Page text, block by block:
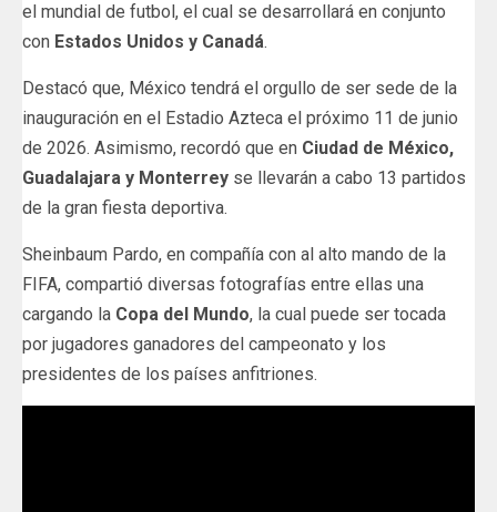
el mundial de futbol, el cual se desarrollará en conjunto
con Estados Unidos y Canadá.
Destacó que, México tendrá el orgullo de ser sede de la
inauguración en el Estadio Azteca el próximo 11 de junio
de 2026. Asimismo, recordó que en Ciudad de México,
Guadalajara y Monterrey se llevarán a cabo 13 partidos
de la gran fiesta deportiva.
Sheinbaum Pardo, en compañía con al alto mando de la
FIFA, compartió diversas fotografías entre ellas una
cargando la Copa del Mundo, la cual puede ser tocada
por jugadores ganadores del campeonato y los
presidentes de los países anfitriones.